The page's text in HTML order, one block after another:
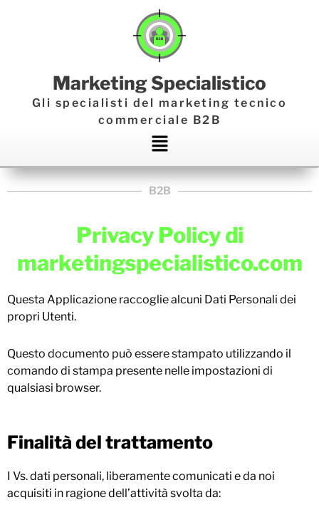
Marketing Specialistico
Gli specialisti del marketing tecnico
commerciale B2B
Main
Menu
B2B
Privacy Policy di
marketingspecialistico.com
Questa Applicazione raccoglie alcuni Dati Personali dei
propri Utenti.
Questo documento può essere stampato utilizzando il
comando di stampa presente nelle impostazioni di
qualsiasi browser.
Finalità del trattamento
I Vs. dati personali, liberamente comunicati e da noi
acquisiti in ragione dell’attività svolta da: